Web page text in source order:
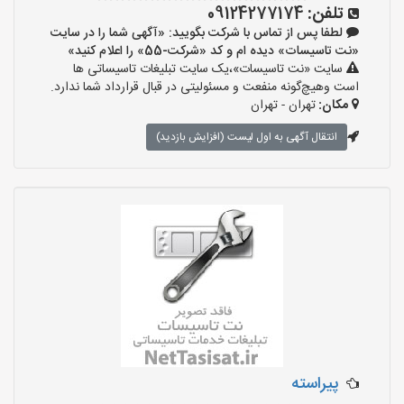
تلفن: 09124277174
لطفا پس از تماس با شرکت بگویید: «آگهی شما را در سایت
«نت تاسیسات» دیده ام و کد «شرکت-55» را اعلام کنید»
سایت «نت تاسیسات»،یک سایت تبلیغات تاسیساتی ها
است وهیچ‌گونه منفعت و مسئولیتی در قبال قرارداد شما ندارد.
مکان:تهران - تهران
انتقال آگهی به اول لیست (افزایش بازدید)
پیراسته